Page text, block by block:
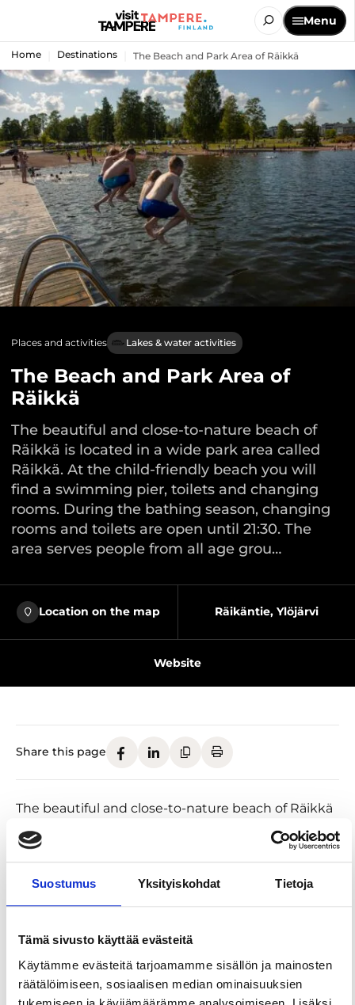
Suostumus Yksityiskohdat Tietoja
Tämä sivusto käyttää evästeitä
Käytämme evästeitä tarjoamamme sisällön ja mainosten
räätälöimiseen, sosiaalisen median ominaisuuksien
Menu
Home Destinations The Beach and Park Area of Räikkä
Places and activities Lakes & water activities
The Beach and Park Area of
Räikkä
The beautiful and close-to-nature beach of
Räikkä is located in a wide park area called
Räikkä. At the child-friendly beach you will
find a swimming pier, toilets and changing
rooms. During the bathing season, changing
rooms and toilets are open until 21:30. The
area serves people from all age grou…
Location on the map Räikäntie, Ylöjärvi
Website
Share this page
The beautiful and close-to-nature beach of Räikkä
is located in a wide park area called Räikkä. At the
child-friendly beach you will find a swimming pier,
toilets and changing rooms. During the bathing
season, changing rooms and toilets are open until
21:30.
The area serves people from all age groups. It has a
playground, an obstacle course for hobby horses,
exercise equipment for seniors, sports field,